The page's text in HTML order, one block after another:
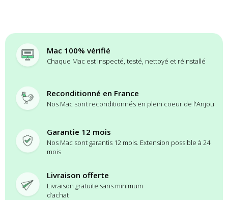
Mac 100% vérifié
Chaque Mac est inspecté, testé, nettoyé et réinstallé
Reconditionné en France
Nos Mac sont reconditionnés en plein coeur de l'Anjou
Garantie 12 mois
Nos Mac sont garantis 12 mois. Extension possible à 24
mois.
Livraison offerte
Livraison gratuite sans minimum
d’achat